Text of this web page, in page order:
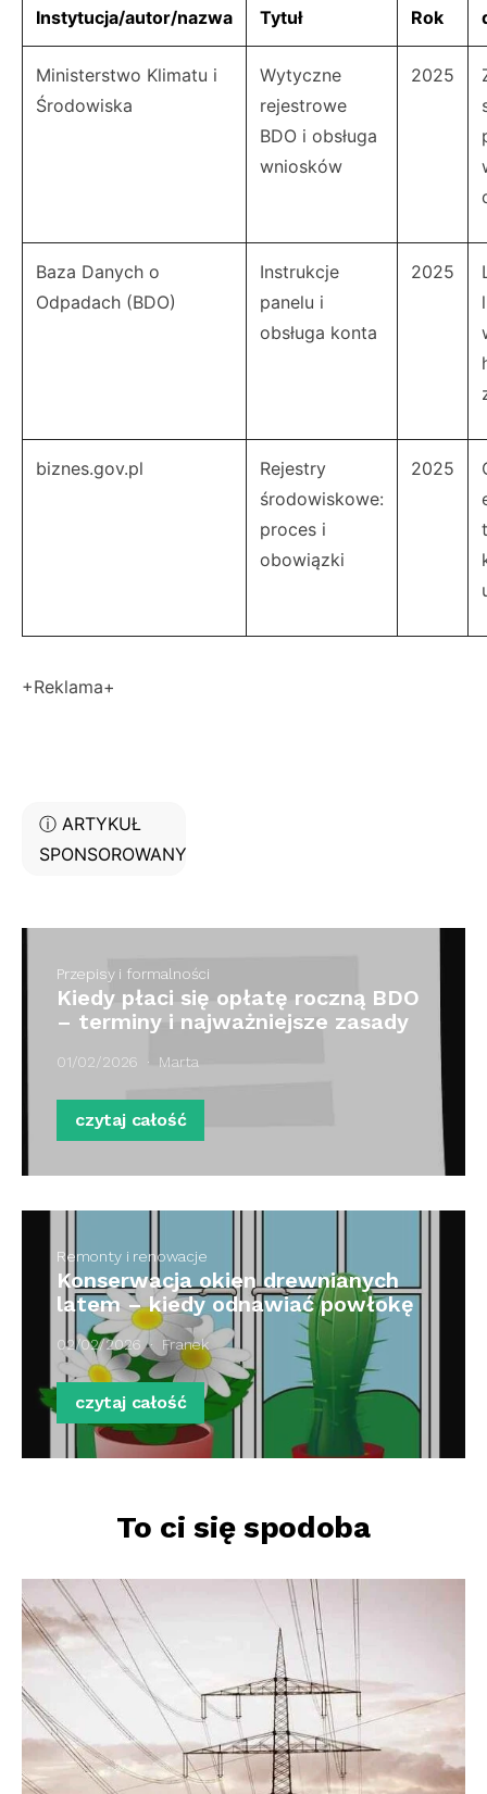
Instytucja/autor/nazwa Tytuł Rok
Ministerstwo Klimatu i
Środowiska
Wytyczne
rejestrowe
BDO i obsługa
wniosków
2025
Baza Danych o
Odpadach (BDO)
Instrukcje
panelu i
obsługa konta
2025
biznes.gov.pl
Rejestry
środowiskowe:
proces i
obowiązki
2025
+Reklama+
ⓘ ARTYKUŁ
SPONSOROWANY
Przepisy i formalności
Kiedy płaci się opłatę roczną BDO
– terminy i najważniejsze zasady
01/02/2026 Marta
czytaj całość
Remonty i renowacje
Konserwacja okien drewnianych
latem – kiedy odnawiać powłokę
02/02/2026 Franek
czytaj całość
To ci się spodoba